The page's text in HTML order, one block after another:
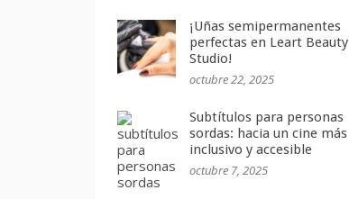
¡Uñas semipermanentes
perfectas en Leart Beauty
Studio!
octubre 22, 2025
Subtítulos para personas
sordas: hacia un cine más
inclusivo y accesible
octubre 7, 2025